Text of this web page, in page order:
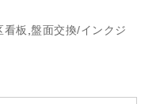
看板 ,盤面交換/インクジ